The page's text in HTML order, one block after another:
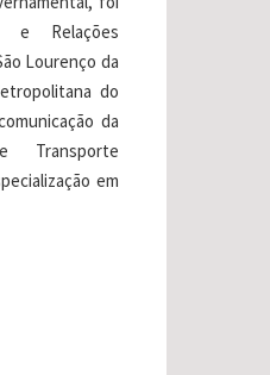
e Relações
Lourenço da
do
da
Transporte
em